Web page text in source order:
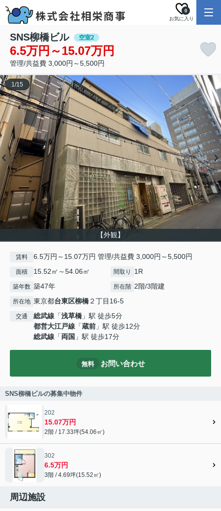
お気に入り
0
SNS柳橋ビル 空室2
6.5万円～15.07万円
管理/共益費 3,000円～5,500円
【外観】
1/15
賃料 6.5万円～15.07万円 管理/共益費 3,000円～5,500円
面積 15.52㎡～54.06㎡ 間取り 1R
築年数 築47年 所在階 2階/3階建
所在地 東京都台東区柳橋２丁目16-5
交通 総武線 「浅草橋 」駅 徒歩5分
都営大江戸線 「蔵前 」駅 徒歩12分
総武線 「両国 」駅 徒歩17分
無料 お問い合わせ
SNS柳橋ビルの募集中物件
202
15.07万円
2階 / 17.33坪(54.06㎡)
302
6.5万円
3階 / 4.69坪(15.52㎡)
周辺施設